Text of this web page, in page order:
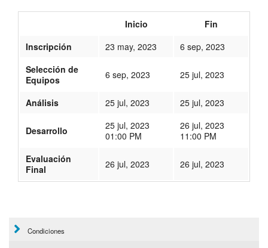
Inicio
Fin
Inscripción
23 may, 2023
6 sep, 2023
Selección de
Equipos
6 sep, 2023 25 jul, 2023
Análisis 25 jul, 2023 25 jul, 2023
Desarrollo
25 jul, 2023
01:00 PM
26 jul, 2023
11:00 PM
Evaluación
Final
26 jul, 2023 26 jul, 2023
Condiciones